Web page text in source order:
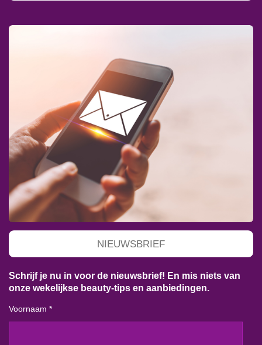
NIEUWSBRIEF
Schrijf je nu in voor de nieuwsbrief! En mis niets van
onze wekelijkse beauty-tips en aanbiedingen.
Voornaam *